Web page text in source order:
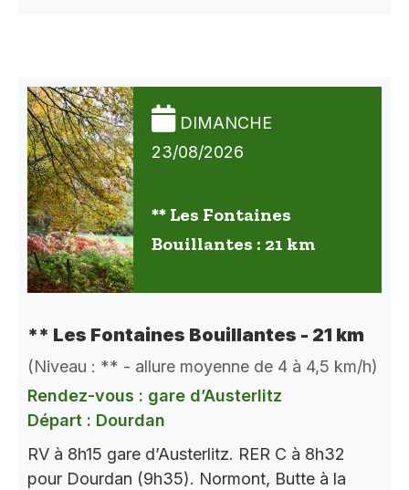
DIMANCHE
23/08/2026
** Les Fontaines
Bouillantes : 21 km
** Les Fontaines Bouillantes - 21 km
(Niveau : ** - allure moyenne de 4 à 4,5 km/h)
Rendez-vous : gare d’Austerlitz
Départ : Dourdan
RV à 8h15 gare d’Austerlitz. RER C à 8h32
pour Dourdan (9h35). Normont, Butte à la